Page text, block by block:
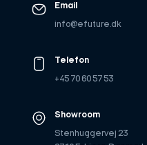
Email
info@efuture.dk
Telefon
+45 70 60 57 53
Showroom
Stenhuggervej 23